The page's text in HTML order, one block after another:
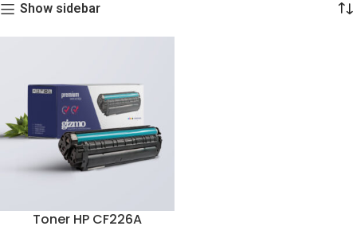
Show sidebar
Toner HP CF226A